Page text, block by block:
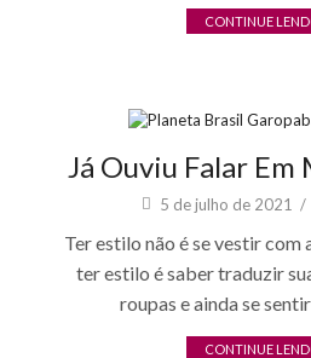
CONTINUE
Fashion
Já Ouviu Falar Em
5 de julho de 2021 /
Ter estilo não é se vestir com
ter estilo é saber traduzir
roupas e ainda se
CONTINUE